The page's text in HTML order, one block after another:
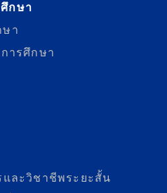
กษา
า
ารศึกษา
และวิชาชีพระยะสั้น